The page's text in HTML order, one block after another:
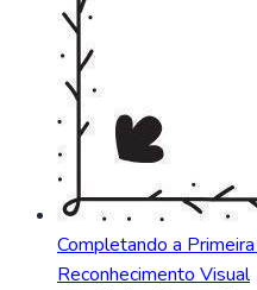
Completando a
Reconhecimento Visual